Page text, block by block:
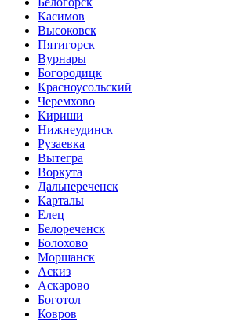
Касимов
Высоковск
Пятигорск
Вурнары
Богородицк
Красноусольский
Черемхово
Кириши
Нижнеудинск
Рузаевка
Вытегра
Воркута
Дальнереченск
Карталы
Елец
Белореченск
Болохово
Моршанск
Аскиз
Аскарово
Боготол
Ковров